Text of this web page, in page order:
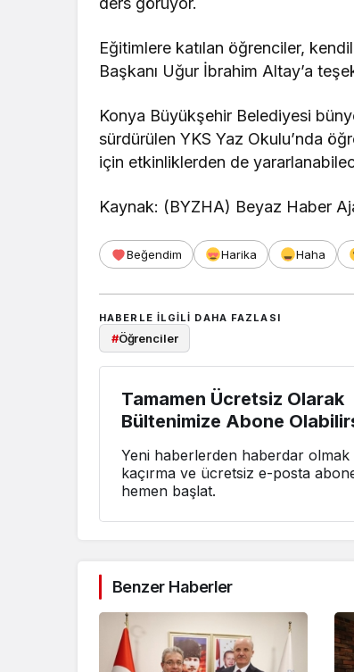
Eğitimlere katılan öğrenciler,
Başkanı Uğur İbrahim Altay’a
Konya Büyükşehir Belediyesi
sürdürülen YKS Yaz Okulu’nda
için etkinliklerden de
Kaynak: (BYZHA) Beyaz Haber
Beğendim Harika Haha
HABERLE ILGILI DAHA FAZLASI
#Öğrenciler
Tamamen Ücretsiz Olarak
Bültenimize Abone
Yeni haberlerden haberdar olmak
kaçırma ve ücretsiz e-posta
hemen başlat.
Benzer Haberler